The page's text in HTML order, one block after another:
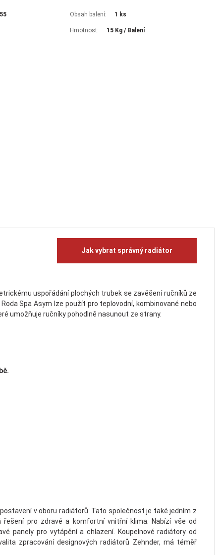
Obsah balení: 1 ks
Hmotnost: 15 Kg / Balení
Jak vybrat správný radiátor
uspořádání plochých trubek se zavěšení ručníků ze
Spa Asym lze použít pro teplovodní, kombinované nebo
umožňuje ručníky pohodlně nasunout ze strany.
v oboru radiátorů. Tato společnost je také jedním z
pro zdravé a komfortní vnitřní klima. Nabízí vše od
panely pro vytápění a chlazení. Koupelnové radiátory od
zpracování designových radiátorů Zehnder, má téměř